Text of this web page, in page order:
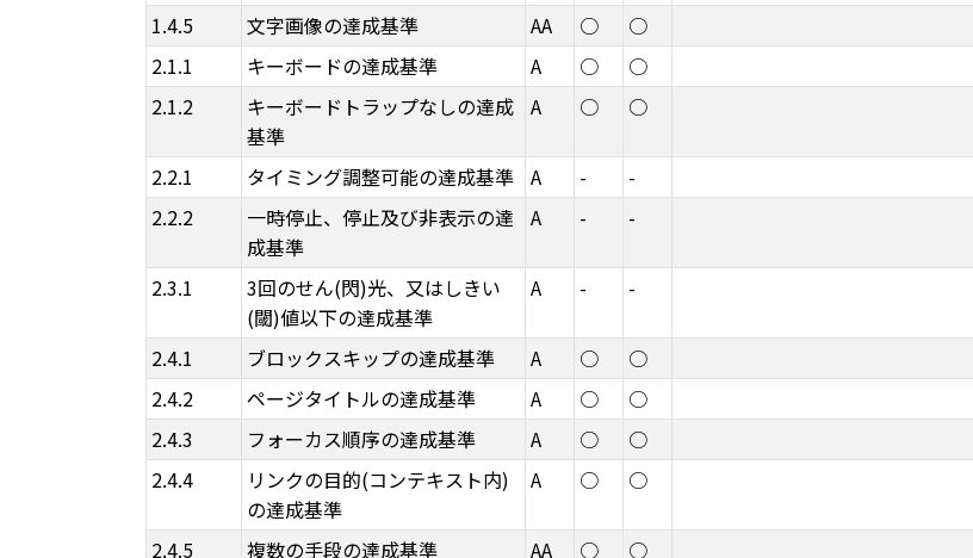
1.4.5 文字画像の達成基準 AA ○
○
2.1.1
キーボードの達成基準 A ○
○
2.1.2
キーボードトラップなしの達成
基準
A ○ ○
2.2.1 タイミング調整可能の達成基準 A -
-
2.2.2
一時停止、停止及び非表示の達
成基準
A - -
2.3.1
3回のせん(閃)光、又はしきい
(閾)値以下の達成基準
A - -
2.4.1 ブロックスキップの達成基準 A ○
○
2.4.2
ページタイトルの達成基準 A ○
○
2.4.3
フォーカス順序の達成基準 A ○
○
2.4.4
リンクの目的(コンテキスト内)
の達成基準
A ○ ○
2.4.5 複数の手段の達成基準 AA ○
○